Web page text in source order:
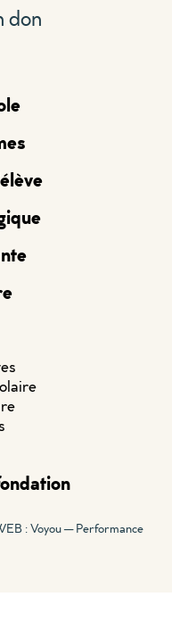
don
: Voyou — Performance